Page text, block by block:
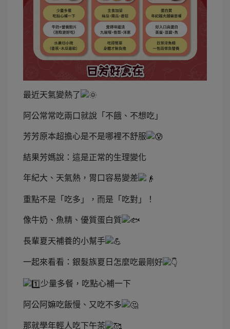
最近天氣變熱了
阿公常常吃兩口就說「不餓、不想吃」
芳芳原本超擔心是不是哪裡不舒服
結果芳媽說：這是正常的生理變化
年紀大、天氣熱，胃口容易變差
重點不是「吃多」，而是「吃對」！
像牛奶、魚精、優質蛋白質
長輩夏天補養的小幫手
一起來看看：銀髮族夏日怎麼吃最剛好
少量多餐，吃點心補一下
阿公阿嫲吃飯慢、又吃不多
那就學年輕人吃下午茶